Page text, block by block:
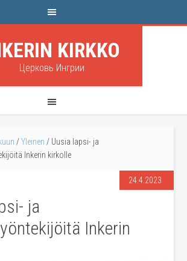
KIRKKO
Церковь Ингрии
/ Yleinen / Uusia lapsi- ja
Inkerin kirkolle
24.4.2023
ja
Inkerin